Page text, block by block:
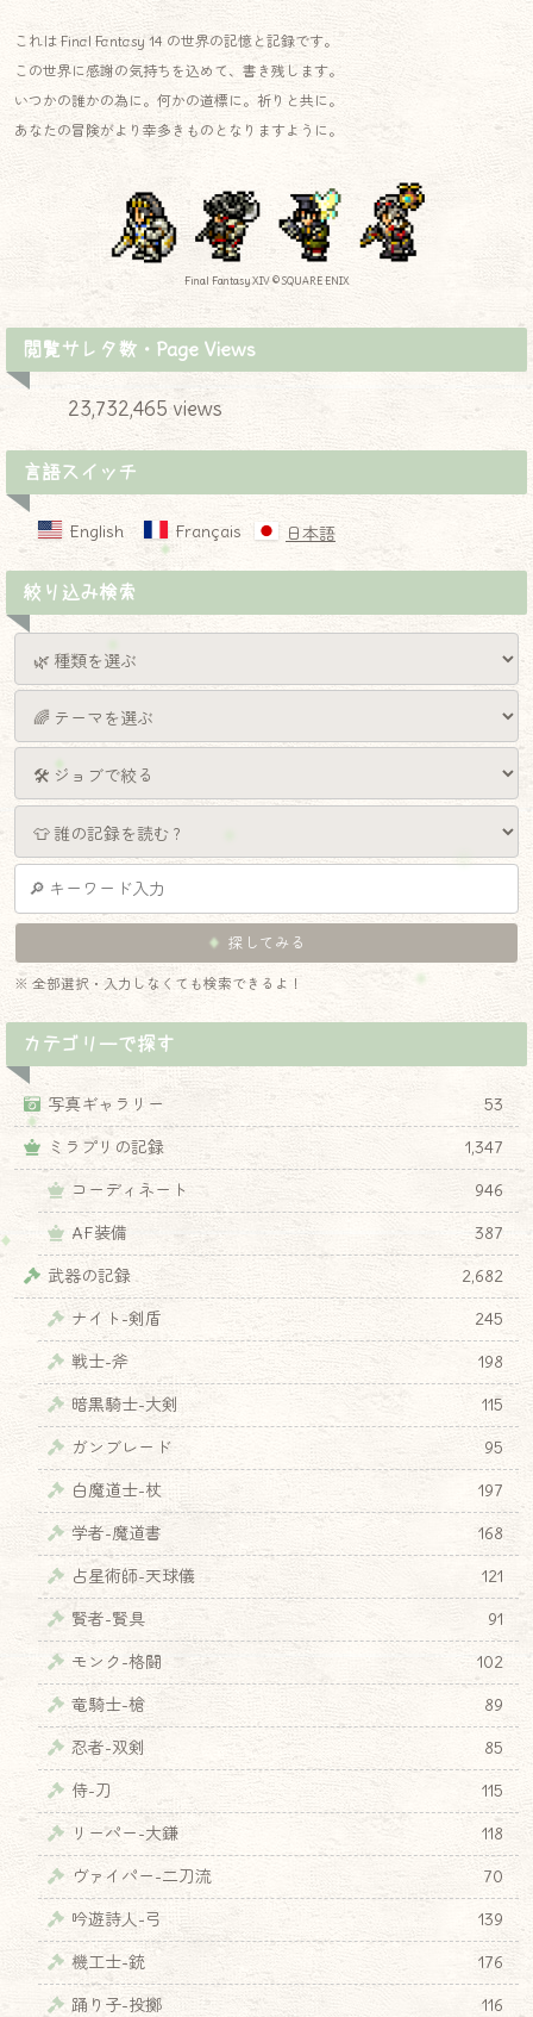
これは Final Fantasy 14 の世界の記憶と記録です。
この世界に感謝の気持ちを込めて、書き残します。
いつかの誰かの為に。何かの道標に。祈りと共に。
あなたの冒険がより幸多きものとなりますように。
Final Fantasy XIV © SQUARE ENIX
閲覧サレタ数・Page Views
23,732,465 views
言語スイッチ
English Français 日本語
絞り込み検索
※ 全部選択・入力しなくても検索できるよ！
カテゴリーで探す
写真ギャラリー
53
ミラプリの記録
1,347
コーディネート
946
AF装備
387
武器の記録
2,682
ナイト-剣盾
245
戦士-斧
198
暗黒騎士-大剣
115
ガンブレード
95
白魔道士-杖
197
学者-魔道書
168
占星術師-天球儀
121
賢者-賢具
91
モンク-格闘
102
竜騎士-槍
89
忍者-双剣
85
侍-刀
115
リーパー-大鎌
118
ヴァイパー-二刀流
70
吟遊詩人-弓
139
機工士-銃
176
踊り子-投擲
116